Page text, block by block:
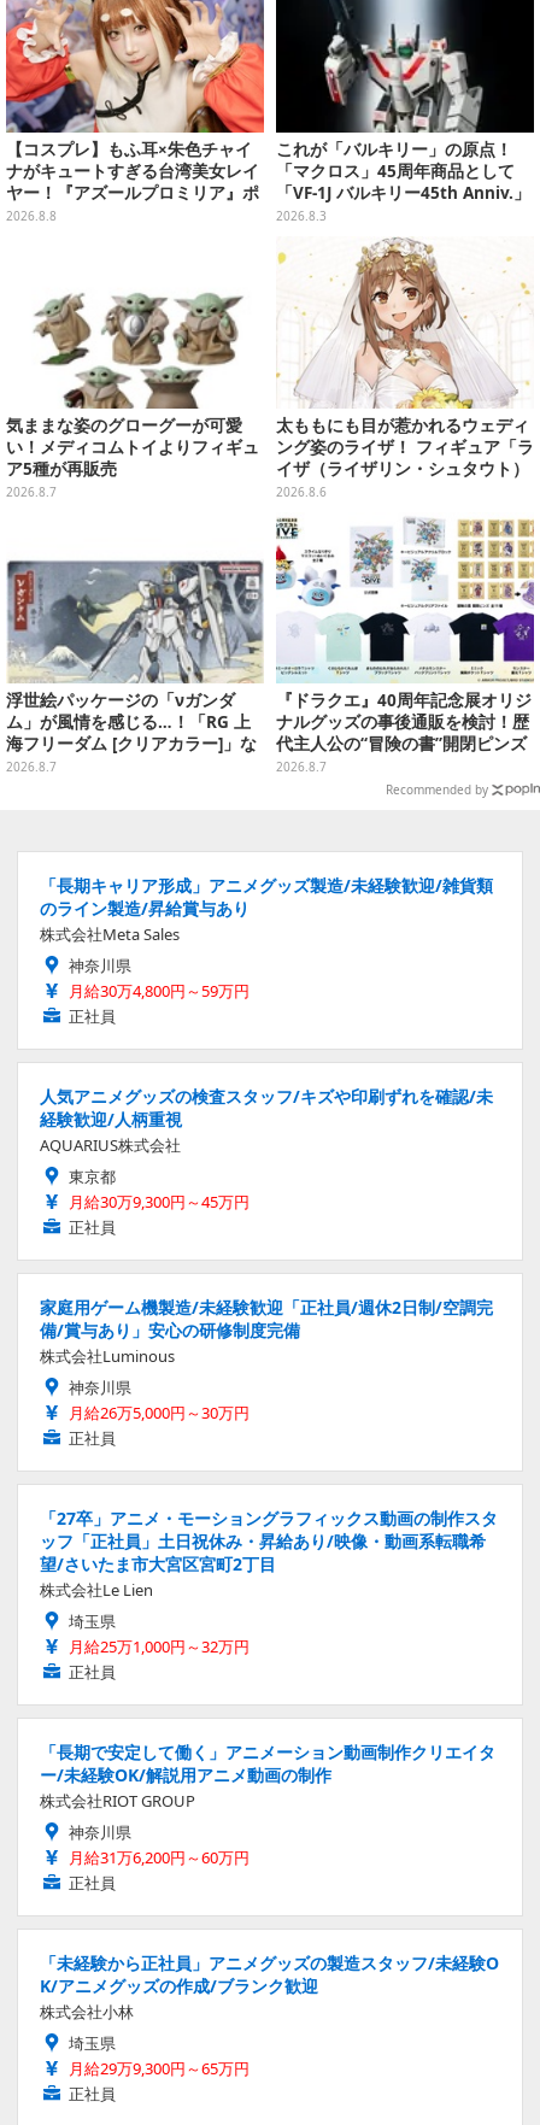
【コスプレ】もふ耳×朱色チャイ
ナがキュートすぎる台湾美女レイ
ヤー！『アズールプロミリア』ポ
ンポンが狐娘スタイルで魅せる
2026.8.8
これが「バルキリー」の原点！
「マクロス」45周年商品として
「VF-1J バルキリー45th Anniv.」
が予約開始
2026.8.3
気ままな姿のグローグーが可愛
い！メディコムトイよりフィギュ
ア5種が再販売
2026.8.7
太ももにも目が惹かれるウェディ
ング姿のライザ！ フィギュア「ラ
イザ（ライザリン・シュタウト）
ウェディングStyle」が8月7日よ
り予約受付開始
2026.8.6
浮世絵パッケージの「νガンダ
ム」が風情を感じる…！「RG 上
海フリーダム [クリアカラー]」な
どガンプラ2商品が8月順次発売
2026.8.7
『ドラクエ』40周年記念展オリジ
ナルグッズの事後通販を検討！歴
代主人公の“冒険の書”開閉ピンズ
をはじめ、ユニークなＴシャツや
2026.8.7
Recommended by
「長期キャリア形成」アニメグッズ製造/未経験歓迎/雑貨類
のライン製造/昇給賞与あり
株式会社Meta Sales
神奈川県
月給30万4,800円～59万円
正社員
人気アニメグッズの検査スタッフ/キズや印刷ずれを確認/未
経験歓迎/人柄重視
AQUARIUS株式会社
東京都
月給30万9,300円～45万円
正社員
家庭用ゲーム機製造/未経験歓迎「正社員/週休2日制/空調完
備/賞与あり」安心の研修制度完備
株式会社Luminous
神奈川県
月給26万5,000円～30万円
正社員
「27卒」アニメ・モーショングラフィックス動画の制作スタ
ッフ「正社員」土日祝休み・昇給あり/映像・動画系転職希
望/さいたま市大宮区宮町2丁目
株式会社Le Lien
埼玉県
月給25万1,000円～32万円
正社員
「長期で安定して働く」アニメーション動画制作クリエイタ
ー/未経験OK/解説用アニメ動画の制作
株式会社RIOT GROUP
神奈川県
月給31万6,200円～60万円
正社員
「未経験から正社員」アニメグッズの製造スタッフ/未経験O
K/アニメグッズの作成/ブランク歓迎
株式会社小林
埼玉県
月給29万9,300円～65万円
正社員